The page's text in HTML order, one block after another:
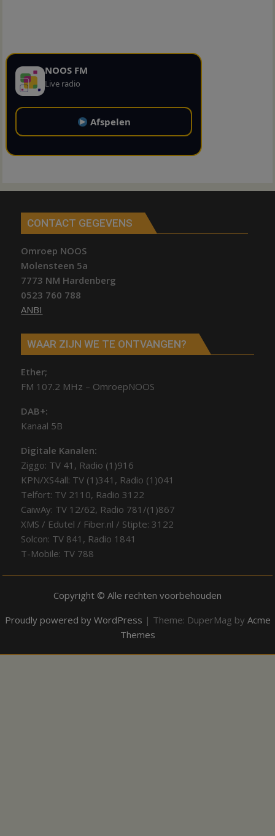
NOOS FM
Live radio
Afspelen
CONTACT GEGEVENS
Omroep NOOS
Molensteen 5a
7773 NM Hardenberg
0523 760 788
ANBI
WAAR ZIJN WE TE ONTVANGEN?
Ether;
FM 107.2 MHz – OmroepNOOS
DAB+:
Kanaal 5B
Digitale Kanalen:
Ziggo: TV 41, Radio (1)916
KPN/XS4all: TV (1)341, Radio (1)041
Telfort: TV 2110, Radio 3122
CaiwAy: TV 12/62, Radio 781/(1)867
XMS / Edutel / Fiber.nl / Stipte: 3122
Solcon: TV 841, Radio 1841
T-Mobile: TV 788
Copyright © Alle rechten voorbehouden
Proudly powered by WordPress | Theme: DuperMag by Acme
Themes